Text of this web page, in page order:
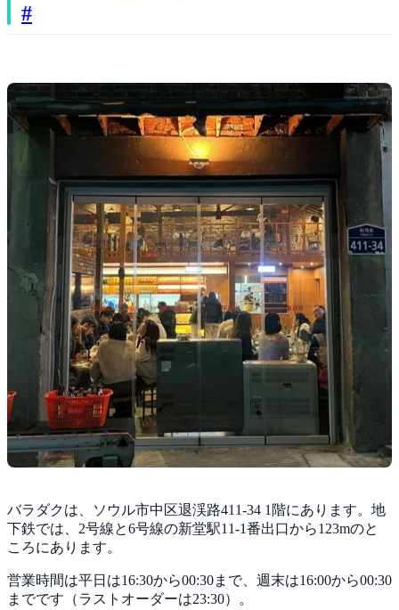
#
バラダクは、ソウル市中区退渓路411-34 1階にあります。地
下鉄では、2号線と6号線の新堂駅11-1番出口から123mのと
ころにあります。
営業時間は平日は16:30から00:30まで、週末は16:00から00:30
までです（ラストオーダーは23:30）。